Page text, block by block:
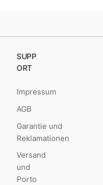
SUPP
ORT
Impressum
AGB
Garantie und
Reklamationen
Versand
und
Porto